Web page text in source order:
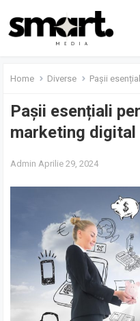
Home Diverse Pașii
Pașii esențiali
marketing digital
Admin Aprilie 29, 2024